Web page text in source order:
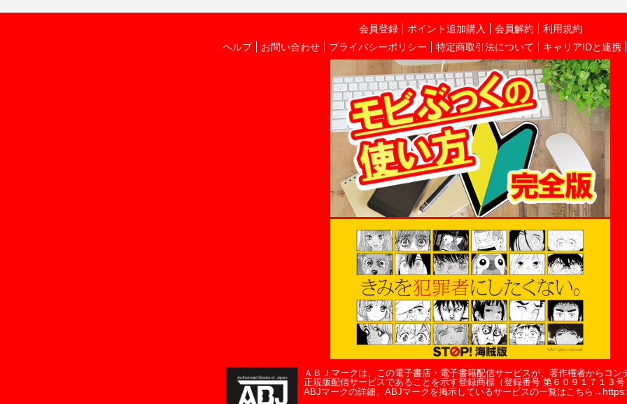
会員登録 ポイント追加購入 会員解約
利用規約
ヘルプ
お問い合わせ プライバシーポリシー 特定商取引法について キャリアIDと連携
ＡＢＪマークは、この電子書店・電子書籍配信サービスが、著作権者からコン
正規版配信サービスであることを示す登録商標（登録番号 第６０９１７１３号
ABJマークの詳細、ABJマークを掲示しているサービスの一覧はこちら→